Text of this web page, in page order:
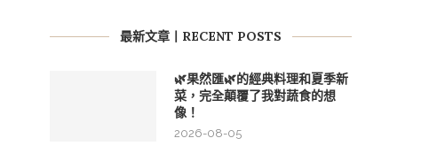
最新文章丨RECENT POSTS
🌿果然匯🌿的經典料理和夏季新
菜，完全顛覆了我對蔬食的想
像！
2026-08-05